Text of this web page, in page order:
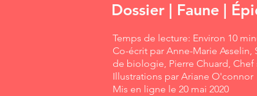
Dossier | Faune |
Temps de lecture: Environ 10
Co-écrit par Anne-Marie Asselin,
de biologie, Pierre Chuard,
Illustrations par Ariane O'connor
Mis en ligne le 20 mai 2020